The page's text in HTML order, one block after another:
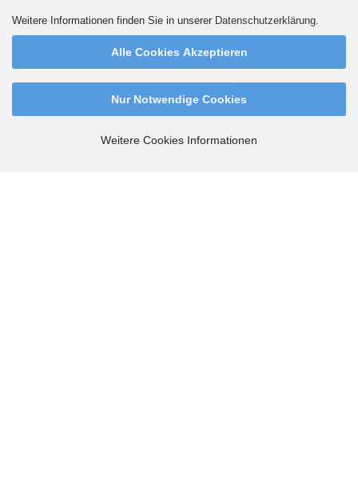
Weitere Informationen finden Sie in unserer Datenschutzerklärung
Alle Cookies Akzeptieren
Nur Notwendige Cookies
Weitere Cookies Informationen
Wir versenden auch an Packstationen. DHL Standard 5.90 Euro innerhalb
Vertrag widerrufen